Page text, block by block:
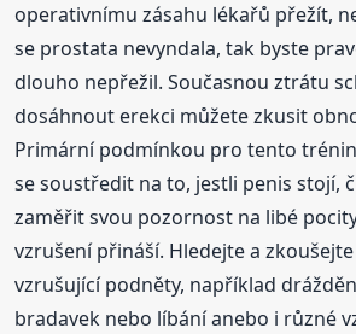
operativnímu zásahu lékařů přežít,
se prostata nevyndala, tak byste
dlouho nepřežil. Současnou ztrátu
dosáhnout erekci můžete zkusit
Primární podmínkou pro tento
se soustředit na to, jestli penis stojí,
zaměřit svou pozornost na libé
vzrušení přináší. Hledejte a
vzrušující podněty, například
bradavek nebo líbání anebo i různé